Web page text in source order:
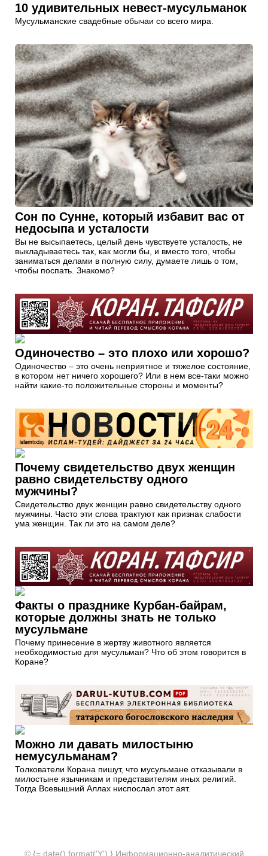
10 удивительных невест-мусульманок
Мусульманские свадебные обычаи со всего мира.
Сон по Сунне, который избавит вас от
недосыпа и усталости
Вы не высыпаетесь, целый день чувствуете усталость, не
выкладываетесь так, как могли бы, и вместо того, чтобы
заниматься делами в полную силу, думаете лишь о том,
чтобы поспать. Знакомо?
Одиночество – это плохо или хорошо?
Одиночество – это очень неприятное и тяжелое состояние,
в котором нет ничего хорошего? Или в нем все-таки можно
найти какие-то положительные стороны и моменты?
Почему свидетельство двух женщин
равно свидетельству одного
мужчины?
Свидетельство двух женщин равно свидетельству одного
мужчины. Часто эти слова трактуют как признак слабости
ума женщин. Так ли это на самом деле?
Факты о празднике Курбан-байрам,
которые должны знать не только
мусульмане
Почему принесение в жертву животного является
необходимостью для мусульман? Что об этом говорится в
Коране?
Можно ли давать милостыню
немусульманам?
Толкователи Корана пишут, что мусульмане отказывали в
милостыне язычникам и представителям иных религий.
Тогда Всевышний Аллах ниспослал этот аят.
© {= date().format('Y') } Информационно-аналитический